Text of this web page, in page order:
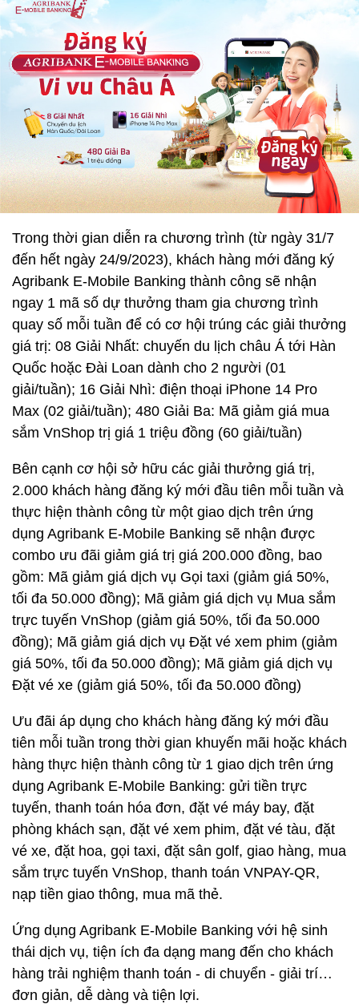
Trong thời gian diễn ra chương trình (từ ngày 31/7
đến hết ngày 24/9/2023), khách hàng mới đăng ký
Agribank E-Mobile Banking thành công sẽ nhận
ngay 1 mã số dự thưởng tham gia chương trình
quay số mỗi tuần để có cơ hội trúng các giải thưởng
giá trị: 08 Giải Nhất: chuyến du lịch châu Á tới Hàn
Quốc hoặc Đài Loan dành cho 2 người (01
giải/tuần); 16 Giải Nhì: điện thoại iPhone 14 Pro
Max (02 giải/tuần); 480 Giải Ba: Mã giảm giá mua
sắm VnShop trị giá 1 triệu đồng (60 giải/tuần)
Bên cạnh cơ hội sở hữu các giải thưởng giá trị,
2.000 khách hàng đăng ký mới đầu tiên mỗi tuần và
thực hiện thành công từ một giao dịch trên ứng
dụng Agribank E-Mobile Banking sẽ nhận được
combo ưu đãi giảm giá trị giá 200.000 đồng, bao
gồm: Mã giảm giá dịch vụ Gọi taxi (giảm giá 50%,
tối đa 50.000 đồng); Mã giảm giá dịch vụ Mua sắm
trực tuyến VnShop (giảm giá 50%, tối đa 50.000
đồng); Mã giảm giá dịch vụ Đặt vé xem phim (giảm
giá 50%, tối đa 50.000 đồng); Mã giảm giá dịch vụ
Đặt vé xe (giảm giá 50%, tối đa 50.000 đồng)
Ưu đãi áp dụng cho khách hàng đăng ký mới đầu
tiên mỗi tuần trong thời gian khuyến mãi hoặc khách
hàng thực hiện thành công từ 1 giao dịch trên ứng
dụng Agribank E-Mobile Banking: gửi tiền trực
tuyến, thanh toán hóa đơn, đặt vé máy bay, đặt
phòng khách sạn, đặt vé xem phim, đặt vé tàu, đặt
vé xe, đặt hoa, gọi taxi, đặt sân golf, giao hàng, mua
sắm trực tuyến VnShop, thanh toán VNPAY-QR,
nạp tiền giao thông, mua mã thẻ.
Ứng dụng Agribank E-Mobile Banking với hệ sinh
thái dịch vụ, tiện ích đa dạng mang đến cho khách
hàng trải nghiệm thanh toán - di chuyển - giải trí…
đơn giản, dễ dàng và tiện lợi.